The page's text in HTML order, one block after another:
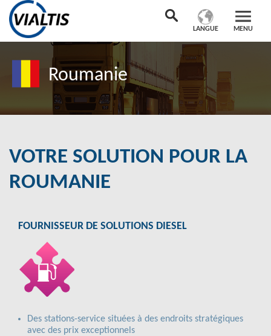
MENU
LANGUE
Roumanie
VOTRE SOLUTION POUR LA
ROUMANIE
FOURNISSEUR DE SOLUTIONS DIESEL
Des stations-service situées à des endroits stratégiques
avec des prix exceptionnels